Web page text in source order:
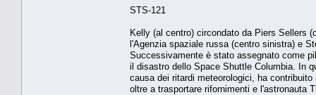
STS-121
Kelly (al centro) circondato da Piers Sellers
l'Agenzia spaziale russa (centro sinistra) e
Successivamente è stato assegnato come
il disastro dello Space Shuttle Columbia. In
causa dei ritardi meteorologici, ha
oltre a trasportare rifornimenti e l'astronauta